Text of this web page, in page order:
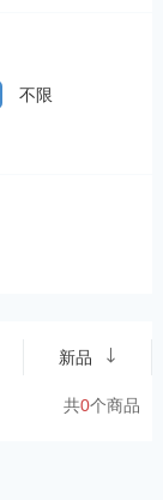
不限
新品
共0个商品